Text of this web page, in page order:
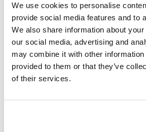
We use cookies to personalise
provide social media features and to
We also share information about
our social media, advertising and
may combine it with other information
provided to them or that they’ve
of their services.
Vill du ha mer
Kontakta oss
Kontakta oss, så besvarar vår